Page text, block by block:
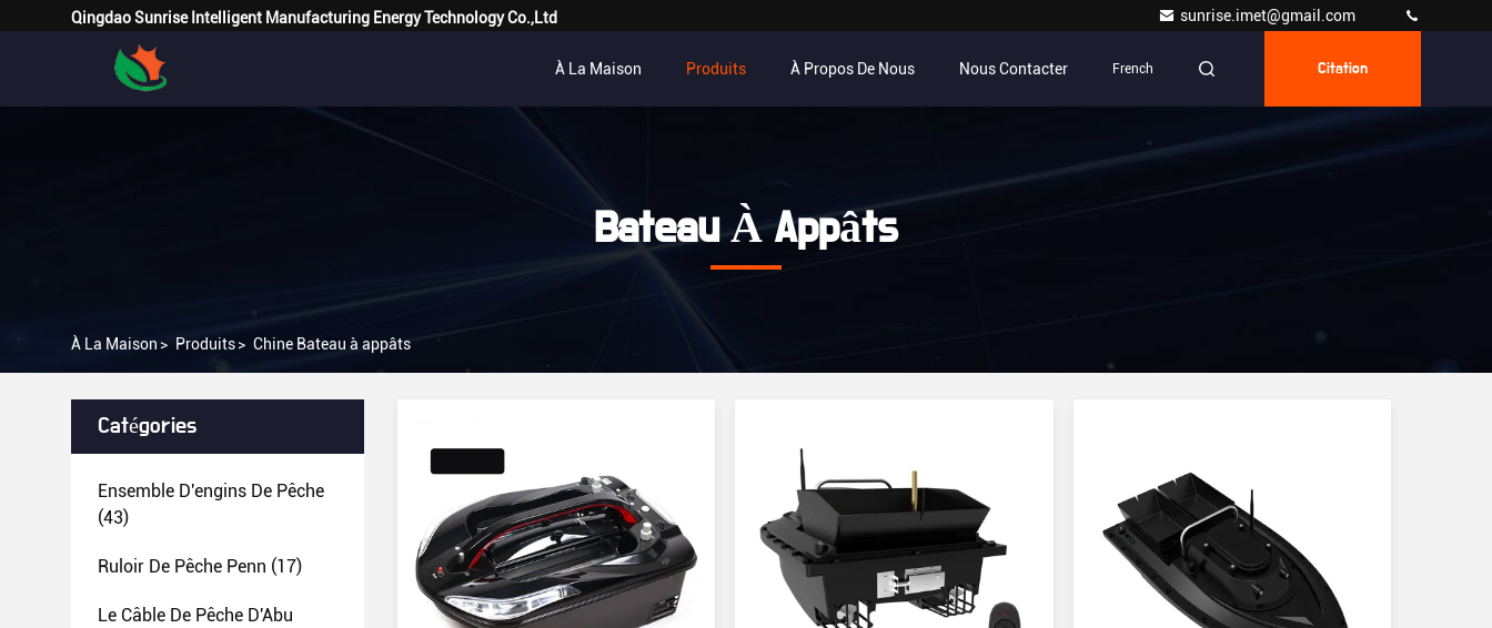
Qingdao Sunrise Intelligent Manufacturing Energy Technology Co.,Ltd sunrise.imet@gmail.com
À La Maison Produits À Propos De Nous Nous Contacter French Citation
Bateau À Appâts
À La Maison > Produits> Chine Bateau à appâts
Catégories
Ensemble D'engins De Pêche
(43)
Ruloir De Pêche Penn (17)
Le Câble De Pêche D'Abu